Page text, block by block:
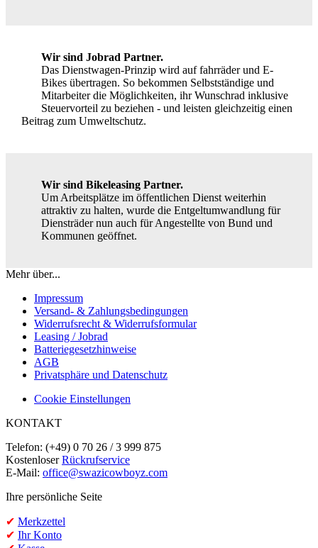
Wir sind Jobrad Partner.
Das Dienstwagen-Prinzip wird auf fahrräder und E-
Bikes übertragen. So bekommen Selbstständige und
Mitarbeiter die Möglichkeiten, ihr Wunschrad inklusive
Steuervorteil zu beziehen - und leisten gleichzeitig einen
Beitrag zum Umweltschutz.
Wir sind Bikeleasing Partner.
Um Arbeitsplätze im öffentlichen Dienst weiterhin
attraktiv zu halten, wurde die Entgeltumwandlung für
Diensträder nun auch für Angestellte von Bund und
Kommunen geöffnet.
Mehr über...
Impressum
Versand- & Zahlungsbedingungen
Widerrufsrecht & Widerrufsformular
Leasing / Jobrad
Batteriegesetzhinweise
AGB
Privatsphäre und Datenschutz
Cookie Einstellungen
KONTAKT
Telefon: (+49) 0 70 26 / 3 999 875
KostenloserRückrufservice
E-Mail: office@swazicowboyz.com
Ihre persönliche Seite
✔ Merkzettel
✔ Ihr Konto